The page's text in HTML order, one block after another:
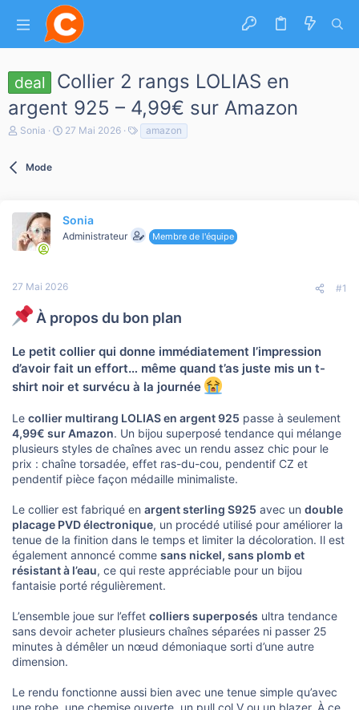
deal
Collier 2 rangs LOLIAS en
argent 925 – 4,99€ sur Amazon
A
l
a
s
u
s
i
o
n
Sonia
D
é
b
27 Mai 2026
a
amazon
Mode
Sonia
Administrateur Membre de l'équipe
27 Mai 2026 #1
À propos du bon plan
Le petit collier qui donne immédiatement l’impression
d’avoir fait un effort… même quand t’as juste mis un t-
shirt noir et survécu à la journée
Le collier multirang LOLIAS en argent 925 passe à seulement
4,99€ sur Amazon. Un bijou superposé tendance qui mélange
plusieurs styles de chaînes avec un rendu assez chic pour le
prix : chaîne torsadée, effet ras-du-cou, pendentif CZ et
pendentif pièce façon médaille minimaliste.
Le collier est fabriqué en argent sterling S925 avec un double
placage PVD électronique, un procédé utilisé pour améliorer la
tenue de la finition dans le temps et limiter la décoloration. Il est
également annoncé comme sans nickel, sans plomb et
résistant à l’eau, ce qui reste appréciable pour un bijou
fantaisie porté régulièrement.
L’ensemble joue sur l’effet colliers superposés ultra tendance
sans devoir acheter plusieurs chaînes séparées ni passer 25
minutes à démêler un nœud démoniaque sorti d’une autre
dimension.
Le rendu fonctionne aussi bien avec une tenue simple qu’avec